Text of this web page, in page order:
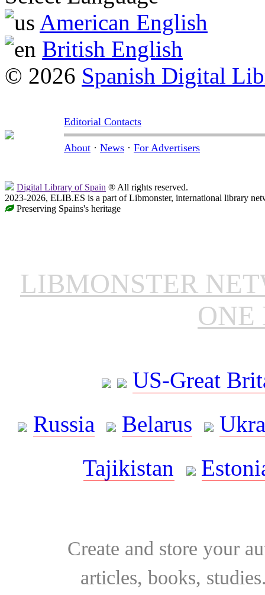
American English
British English
© 2026 Spanish Digital
Editorial Contacts
About · News · For Advertisers
Digital Library of Spain ® All rights reserved.
2023-2026, ELIB.ES is a part of Libmonster, international library
Preserving Spains's heritage
LIBMONSTER
ONE
US-Great
Russia
Belarus
Tajikistan
Create and store your
articles, books,